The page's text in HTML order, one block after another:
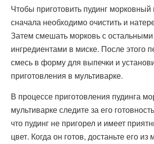
Чтобы приготовить пудинг морковный
сначала необходимо очистить и
Затем смешать морковь с остальными
ингредиентами в миске. После этого
смесь в форму для выпечки и
приготовления в мультиварке.
В процессе приготовления пудинга
мультиварке следите за его
что пудинг не пригорел и имеет
цвет. Когда он готов, достаньте его из